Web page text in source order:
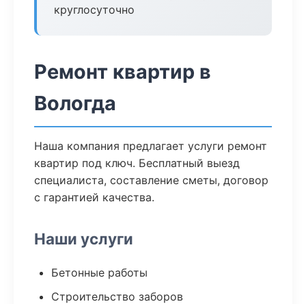
круглосуточно
Ремонт квартир в
Вологда
Наша компания предлагает услуги ремонт
квартир под ключ. Бесплатный выезд
специалиста, составление сметы, договор
с гарантией качества.
Наши услуги
Бетонные работы
Строительство заборов